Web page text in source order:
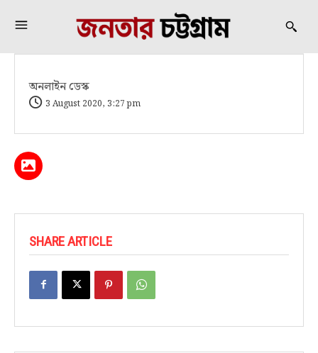
অনলাইন ডেস্ক
3 August 2020, 3:27 pm
SHARE ARTICLE